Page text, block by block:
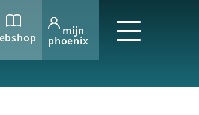
mijn
phoenix